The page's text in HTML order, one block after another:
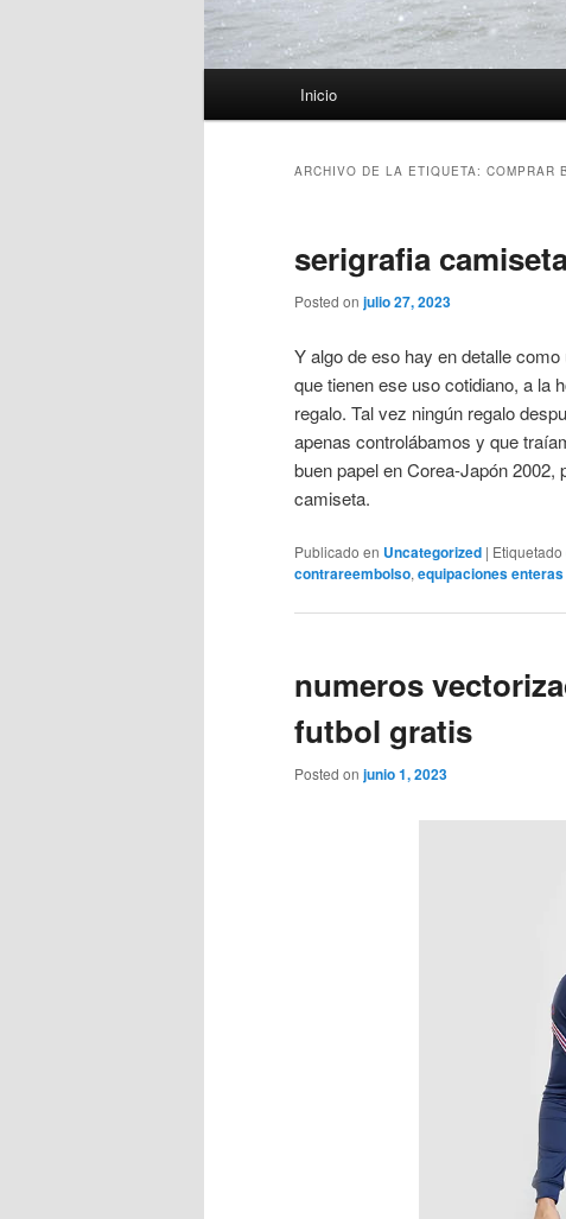
Inicio
ARCHIVO DE LA ETIQUETA: COMPRAR
serigrafia
Posted on julio 27, 2023
Y algo de eso hay en detalle
que tienen ese uso cotidiano, a la
regalo. Tal vez ningún regalo
apenas controlábamos y que
buen papel en Corea-Japón
camiseta.
Publicado en Uncategorized | Etiquetado
contrareembolso, equipaciones
numeros
futbol gratis
Posted on junio 1, 2023